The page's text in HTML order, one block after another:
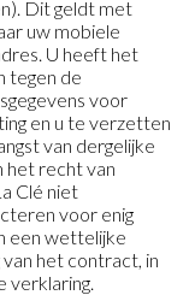
Dit geldt met
uw mobiele
U heeft het
tegen de
voor
en u te verzetten
van dergelijke
het recht van
Clé niet
voor enig
een wettelijke
het contract, in
verklaring.